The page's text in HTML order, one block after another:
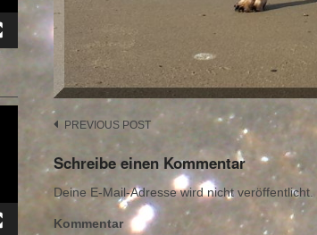
Post
navigation
PREVIOUS POST
Schreibe einen Kommentar
Deine E-Mail-Adresse wird nicht veröffentlicht.
Kommentar